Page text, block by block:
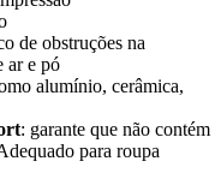
de obstruções na
ar e pó
alumínio, cerâmica,
: garante que não contém
para roupa